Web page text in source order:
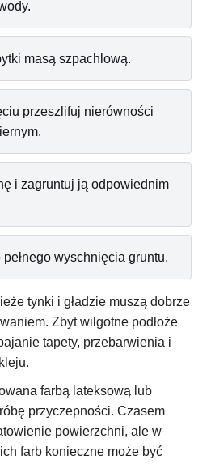
masą szpachlową.
przeszlifuj nierówności
i zagruntuj ją odpowiednim
wyschnięcia gruntu.
tynki i gładzie muszą dobrze
Zbyt wilgotne podłoże
tapety, przebarwienia i
farbą lateksową lub
przyczepności. Czasem
powierzchni, ale w
farb konieczne może być